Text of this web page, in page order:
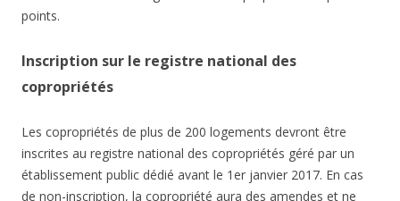
points.
Inscription sur le registre national des
copropriétés
Les copropriétés de plus de 200 logements devront être
inscrites au registre national des copropriétés géré par un
établissement public dédié avant le 1er janvier 2017. En cas
de non-inscription, la copropriété aura des amendes et ne